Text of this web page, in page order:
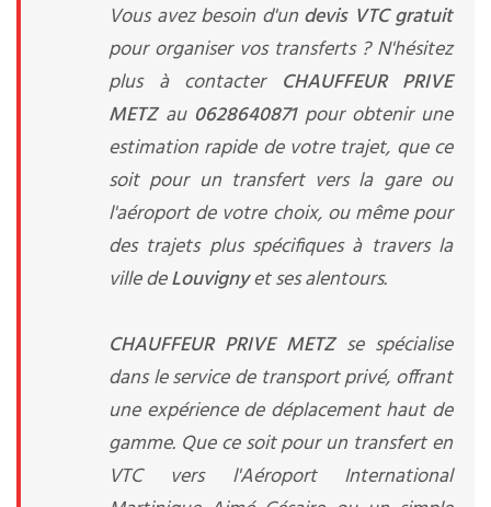
Vous avez besoin d'un devis VTC gratuit
pour organiser vos transferts ? N'hésitez
plus à contacter CHAUFFEUR PRIVE
METZ au 0628640871pour obtenir une
estimation rapide de votre trajet, que ce
soit pour un transfert vers la gare ou
l'aéroport de votre choix, ou même pour
des trajets plus spécifiques à travers la
ville deLouvignyet ses alentours.
CHAUFFEUR PRIVE METZ se spécialise
dans le service de transport privé, offrant
une expérience de déplacement haut de
gamme. Que ce soit pour un transfert en
VTC vers l'Aéroport International